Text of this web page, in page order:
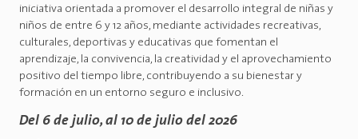
iniciativa orientada a promover el desarrollo integral de niñas y
niños de entre 6 y 12 años, mediante actividades recreativas,
culturales, deportivas y educativas que fomentan el
aprendizaje, la convivencia, la creatividad y el aprovechamiento
positivo del tiempo libre, contribuyendo a su bienestar y
formación en un entorno seguro e inclusivo.
Del 6 de julio, al 10 de julio del 2026